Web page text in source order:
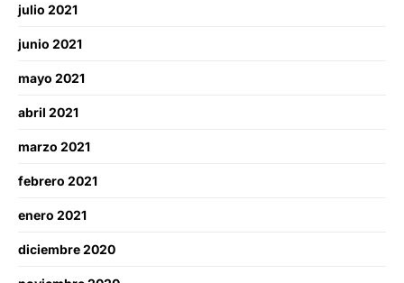
julio 2021
junio 2021
mayo 2021
abril 2021
marzo 2021
febrero 2021
enero 2021
diciembre 2020